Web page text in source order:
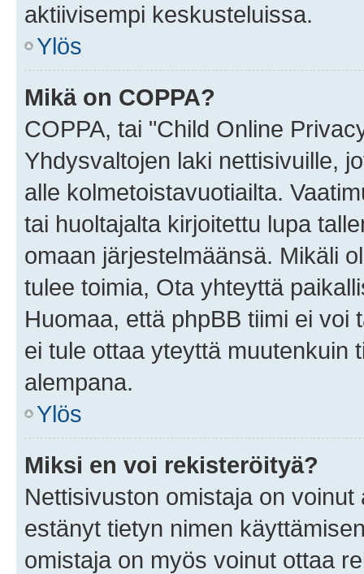
aktiivisempi keskusteluissa.
Ylös
Mikä on COPPA?
COPPA, tai "Child Online
Yhdysvaltojen laki nettisivuille,
alle kolmetoistavuotiailta.
tai huoltajalta kirjoitettu lupa
omaan järjestelmäänsä. Mikäli
tulee toimia, Ota yhteyttä
Huomaa, että phpBB tiimi ei
ei tule ottaa yteyttä muutenkuin
alempana.
Ylös
Miksi en voi rekisteröityä?
Nettisivuston omistaja on
estänyt tietyn nimen
omistaja on myös voinut ottaa